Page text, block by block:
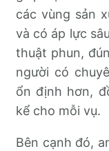
các vùng sản
và có áp lực
thuật phun,
người có
ổn định hơn,
kể cho mỗi vụ.
Bên cạnh đó,